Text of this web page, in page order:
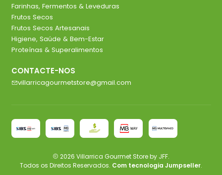
Farinhas, Fermentos & Leveduras
Frutos Secos
Frutos Secos Artesanais
Higiene, Saúde & Bem-Estar
Proteínas & Superalimentos
CONTACTE-NOS
villarricagourmetstore@gmail.com
2026 Villarrica Gourmet Store by JFF.
Todos os Direitos Reservados. Com tecnologia Jumpseller.